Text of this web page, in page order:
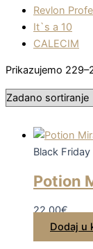
Revlon
It`s a 10
CALECIM
Prikazujemo
Black Friday
Potion
22,00€
Dodaj u